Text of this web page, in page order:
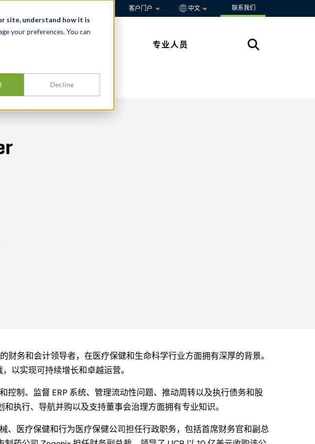
site, understand how it is
your preferences. You can
Decline
客户门户 中文 联系我们
专业人员
财务和会计领导者，在医疗保健和生命科学行业方面拥有深厚的背景。
以实现可持续增长和卓越运营。
控制、监督 ERP 系统、管理流动性问题、推动周转以及执行债务和股
执行、导航并购以及支持董事会治理方面拥有专业知识。
、医疗保健和行为医疗保健公司担任行政职务，包括首席财务官和副总